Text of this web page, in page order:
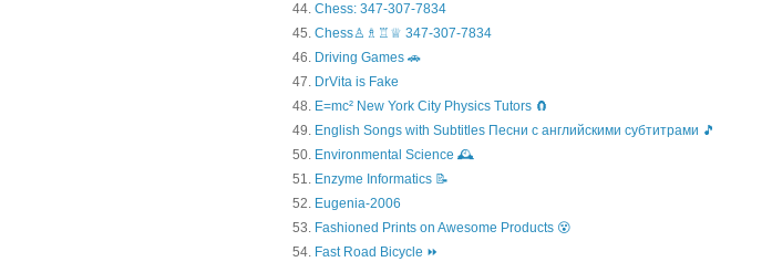
Chess: 347-307-7834
Chess♙♗♖♕ 347-307-7834
Driving Games 🚗
DrVita is Fake
E=mc² New York City Physics Tutors 🧲
English Songs with Subtitles Песни с английскими субтитрами 🎵
Environmental Science 🕰️
Enzyme Informatics 📝
Eugenia-2006
Fashioned Prints on Awesome Products 😵
Fast Road Bicycle ⏩